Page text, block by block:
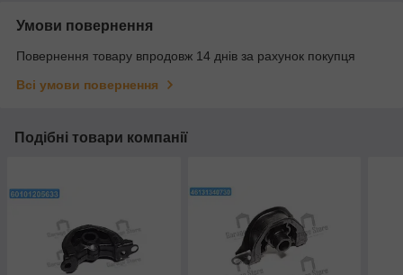
Умови повернення
Повернення товару впродовж 14 днів за рахунок покупця
Всі умови повернення
Подібні товари компанії